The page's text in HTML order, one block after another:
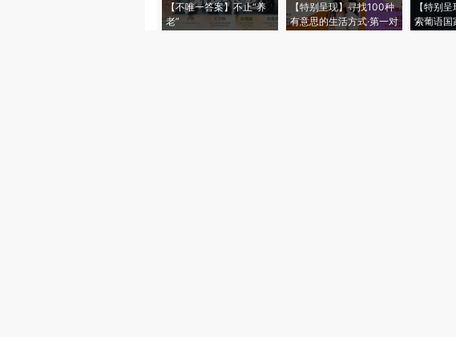
【不唯一答案】不止“养
老”
【特别呈现】寻找100种
有意思的生活方式·第一对
【特别
索葡语国